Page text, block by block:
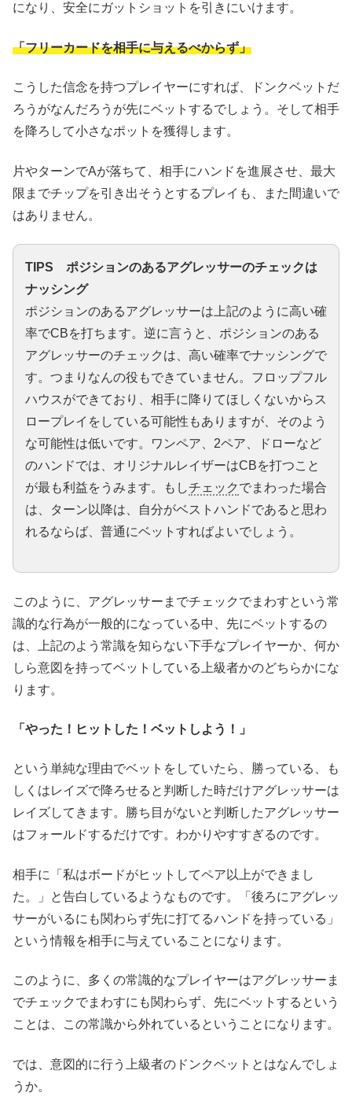
になり、安全にガットショットを引きにいけます。
「フリーカードを相手に与えるべからず」
こうした信念を持つプレイヤーにすれば、ドンクベットだ
ろうがなんだろうが先にベットするでしょう。そして相手
を降ろして小さなポットを獲得します。
片やターンでAが落ちて、相手にハンドを進展させ、最大
限までチップを引き出そうとするプレイも、また間違いで
はありません。
TIPS ポジションのあるアグレッサーのチェックは
ナッシング
ポジションのあるアグレッサーは上記のように高い確
率でCBを打ちます。逆に言うと、ポジションのある
アグレッサーのチェックは、高い確率でナッシングで
す。つまりなんの役もできていません。フロップフル
ハウスができており、相手に降りてほしくないからス
ロープレイをしている可能性もありますが、そのよう
な可能性は低いです。ワンペア、2ペア、ドローなど
のハンドでは、オリジナルレイザーはCBを打つこと
が最も利益をうみます。もしチェック でまわった場合
は、ターン以降は、自分がベストハンドであると思わ
れるならば、普通にベットすればよいでしょう。
このように、アグレッサーまでチェックでまわすという常
識的な行為が一般的になっている中、先にベットするの
は、上記のよう常識を知らない下手なプレイヤーか、何か
しら意図を持ってベットしている上級者かのどちらかにな
ります。
「やった！ヒットした！ベットしよう！」
という単純な理由でベットをしていたら、勝っている、も
しくはレイズで降ろせると判断した時だけアグレッサーは
レイズしてきます。勝ち目がないと判断したアグレッサー
はフォールドするだけです。わかりやすすぎるのです。
相手に「私はボードがヒットしてペア以上ができまし
た。」と告白しているようなものです。「後ろにアグレッ
サーがいるにも関わらず先に打てるハンドを持っている」
という情報を相手に与えていることになります。
このように、多くの常識的なプレイヤーはアグレッサーま
でチェックでまわすにも関わらず、先にベットするという
ことは、この常識から外れているということになります。
では、意図的に行う上級者のドンクベットとはなんでしょ
うか。